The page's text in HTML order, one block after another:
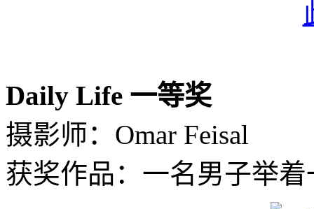
Daily Life 一等奖
摄影师：Omar Feisal
获奖作品：一名男子举